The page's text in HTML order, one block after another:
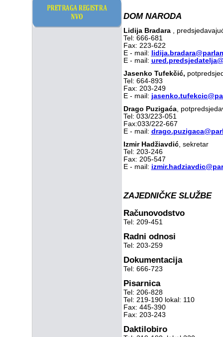
DOM NARODA
Lidija Bradara ,
Tel: 666-681
Fax: 223-622
E - mail:
E - mail:
Jasenko Tufekčić,
Tel: 664-893
Fax: 203-249
E - mail:
Drago Puzigaća,
Tel: 033/223-051
Fax:033/222-667
E - mail:
Izmir Hadžiavdić, sekretar
Tel: 203-246
Fax: 205-547
E - mail:
ZAJEDNIČKE SLUŽBE
Računovodstvo
Tel: 209-451
Radni odnosi
Tel: 203-259
Dokumentacija
Tel: 666-723
Pisarnica
Tel: 206-828
Tel: 219-190 lokal: 110
Fax: 445-390
Fax: 203-243
Daktilobiro